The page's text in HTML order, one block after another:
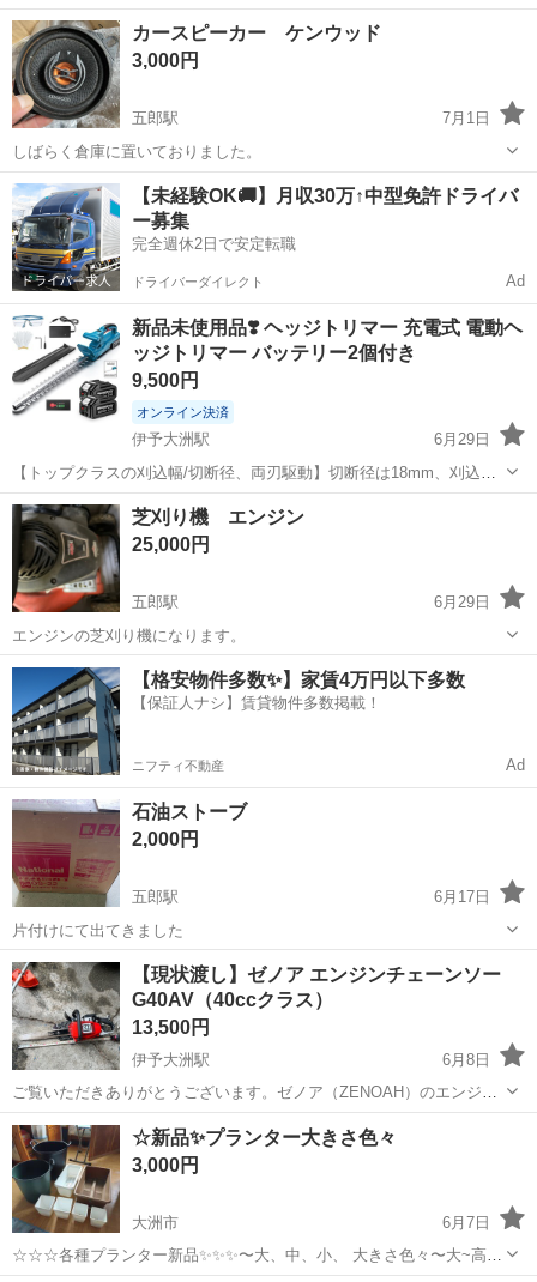
い 12.2万km 平14 手動5 4WD AC無 名変応相談,県内車庫証明以外殆
ど無料
愛媛 大洲市 五郎駅
カースピーカー ケンウッド
3,000円
五郎駅
7月1日
しばらく倉庫に置いておりました。
愛媛 大洲市 五郎駅 その他
【未経験OK🚚】月収30万↑中型免許ドライバ
ー募集
完全週休2日で安定転職
ドライバーダイレクト Ad
新品未使用品❣️ ヘッジトリマー 充電式 電動ヘ
ッジトリマー バッテリー2個付き
9,500円
オンライン決済
伊予大洲駅
6月29日
【トップクラスの刈込幅/切断径、両刃駆動】切断径は18mm、刈込幅
510mmの仕様で、広い切断範囲と強力な切断能力を持ちます。1回の
操作で広い範囲の庭木を効率よくトリミングすることができて、剪定
愛媛 大洲市 伊予大洲駅
芝刈り機 エンジン
25,000円
五郎駅
6月29日
エンジンの芝刈り機になります。
愛媛 大洲市 五郎駅 その他 芝刈り機
【格安物件多数✨】家賃4万円以下多数
【保証人ナシ】賃貸物件多数掲載！
ニフティ不動産 Ad
石油ストーブ
2,000円
五郎駅
6月17日
片付けにて出てきました
愛媛 大洲市 五郎駅 その他
【現状渡し】ゼノア エンジンチェーンソー
G40AV（40ccクラス）
13,500円
伊予大洲駅
6月8日
ご覧いただきありがとうございます。ゼノア（ZENOAH）のエンジン
チェーンソー「G40AV」です。排気量40ccクラスのパワフルなモデル
で、薪作りや太い木の伐採などに最適です。 メーカー： ゼノア
（ZENOAH） 型番： ...
愛媛 大洲市 伊予大洲駅 その他 ゼノア
☆新品✨プランター大きさ色々
3,000円
大洲市
6月7日
☆☆☆各種プランター新品✨✨✨〜大、中、小、 大きさ色々〜大~高さ